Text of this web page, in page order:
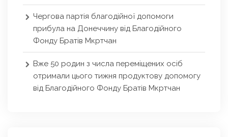
Чергова партія благодійної допомоги
прибула на Донеччину від Благодійного
Фонду Братів Мкртчан
Вже 50 родин з числа переміщених осіб
отримали цього тижня продуктову допомогу
від Благодійного Фонду Братів Мкртчан